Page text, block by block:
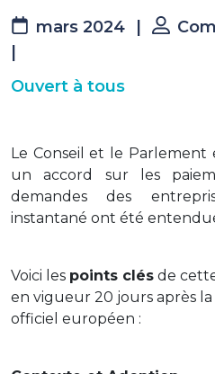
mars 2024
Ouvert à tous
Le Conseil et le
un accord sur les
demandes des
instantané ont été
Voici les points clés de
en vigueur 20 jours après
officiel européen :